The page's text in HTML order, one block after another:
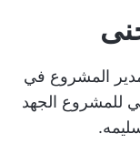
المشروع في
للمشروع الجهد